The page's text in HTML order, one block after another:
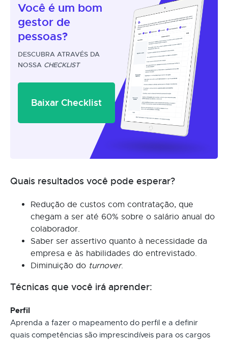
Você é um bom
gestor de
pessoas?
DESCUBRA ATRAVÉS DA
NOSSA CHECKLIST
Baixar Checklist
Quais resultados você pode esperar?
Redução de custos com contratação, que
chegam a ser até 60% sobre o salário anual do
colaborador.
Saber ser assertivo quanto à necessidade da
empresa e às habilidades do entrevistado.
Diminuição do turnover.
Técnicas que você irá aprender:
Perfil
Aprenda a fazer o mapeamento do perfil e a definir
quais competências são imprescindíveis para os cargos